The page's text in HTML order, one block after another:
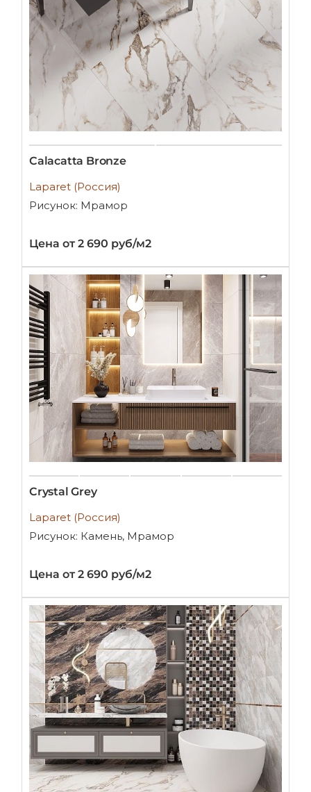
Calacatta Bronze
Laparet (Россия)
Рисунок: Мрамор
Цена от 2 690 руб/м2
Crystal Grey
Laparet (Россия)
Рисунок: Камень, Мрамор
Цена от 2 690 руб/м2